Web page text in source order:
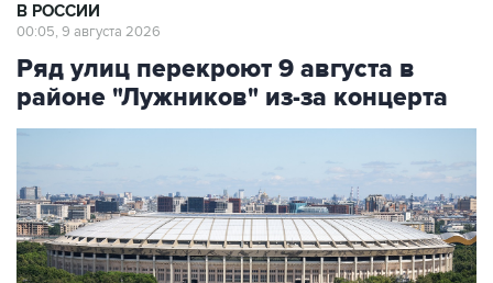
В РОССИИ
00:05, 9 августа 2026
Ряд улиц перекроют 9 августа в
районе "Лужников" из-за концерта